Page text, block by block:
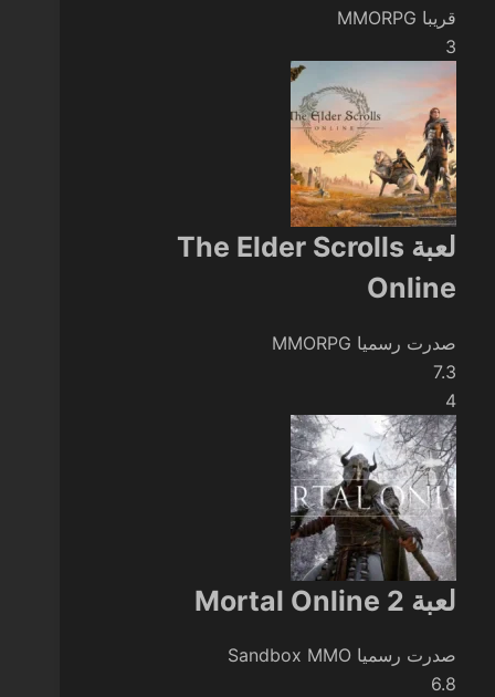
قريبا MMORPG
3
لعبة The Elder Scrolls
Online
صدرت رسميا MMORPG
7.3
4
لعبة Mortal Online 2
صدرت رسميا Sandbox MMO
6.8